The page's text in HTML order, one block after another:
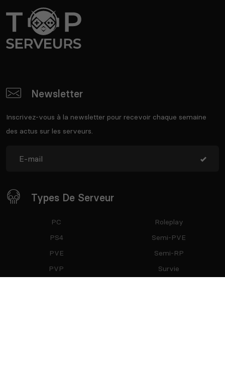
Newsletter
Inscrivez-vous à la newsletter pour recevoir chaque semaine
des actus sur les serveurs.
Types De Serveur
PC
PS4
PVE
PVP
Roleplay
Semi-PVE
Semi-RP
Survie